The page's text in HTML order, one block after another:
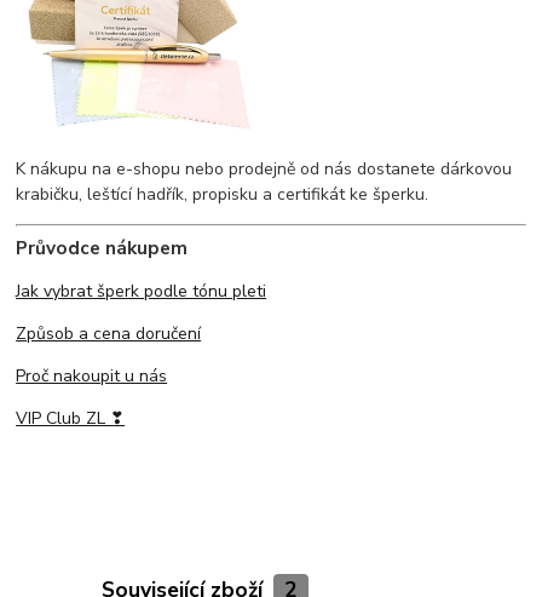
K nákupu na e-shopu nebo prodejně od nás dostanete dárkovou
krabičku, leštící hadřík, propisku a certifikát ke šperku.
Průvodce nákupem
Jak vybrat šperk podle tónu pleti
Způsob a cena doručení
Proč nakoupit u nás
VIP Club ZL ❣
Související zboží 2